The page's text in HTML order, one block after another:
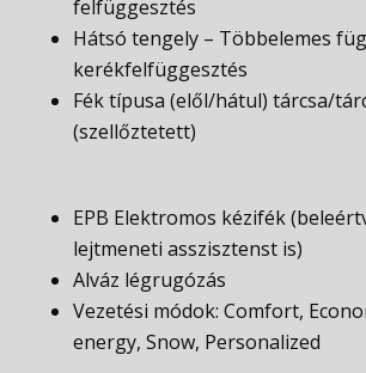
felfüggesztés
Hátsó tengely – Többelemes
kerékfelfüggesztés
Fék típusa (elől/hátul) tárcsa/
(szellőztetett)
EPB Elektromos kézifék
lejtmeneti asszisztenst is)
Alváz légrugózás
Vezetési módok: Comfort,
energy, Snow, Personalized